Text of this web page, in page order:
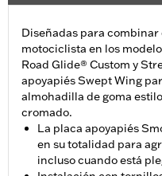
Diseñadas para combinar
motociclista en los
Road Glide® Custom y
apoyapiés Swept Wing
almohadilla de goma
cromado.
La placa apoyapiés
en su totalidad para
incluso cuando está